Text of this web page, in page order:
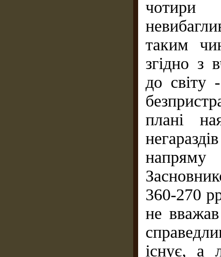
чотири
таким
згідно з
до світу
плані
360-270
не
існує, а